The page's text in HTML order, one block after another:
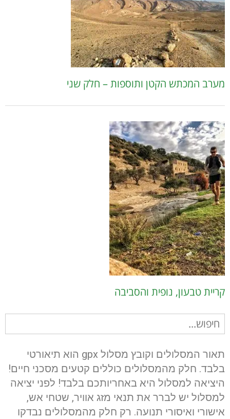
מערב המכתש הקטן ותוספות – חלק שני
קריית טבעון, נופית והסביבה
חיפוש
עבור:
תאור המסלולים וקובץ מסלול gpx הוא תיאורטי
בלבד. חלק מהמסלולים כוללים קטעים מסכני חיים!
היציאה למסלול היא באחריותכם בלבד! לפני יציאה
למסלול יש לברר את תנאי מזג אוויר, שטחי אש,
אישורי ואיסורי תנועה. רק חלק מהמסלולים נבדקו